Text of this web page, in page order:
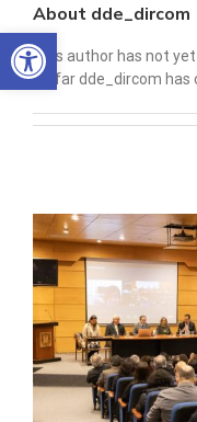
Abrir barra de
About dde_dircom
This author has not yet
So far dde_dircom has